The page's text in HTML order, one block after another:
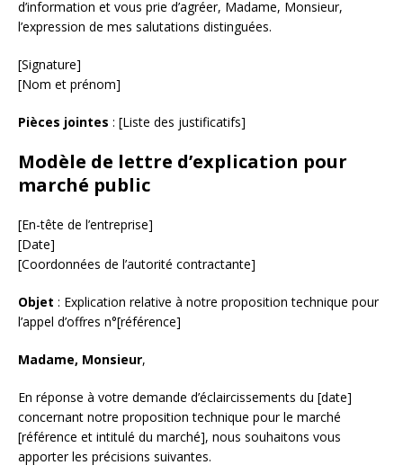
d’information et vous prie d’agréer, Madame, Monsieur,
l’expression de mes salutations distinguées.
[Signature]
[Nom et prénom]
Pièces jointes : [Liste des justificatifs]
Modèle de lettre d’explication pour
marché public
[En-tête de l’entreprise]
[Date]
[Coordonnées de l’autorité contractante]
Objet : Explication relative à notre proposition technique pour
l’appel d’offres n°[référence]
Madame, Monsieur,
En réponse à votre demande d’éclaircissements du [date]
concernant notre proposition technique pour le marché
[référence et intitulé du marché], nous souhaitons vous
apporter les précisions suivantes.